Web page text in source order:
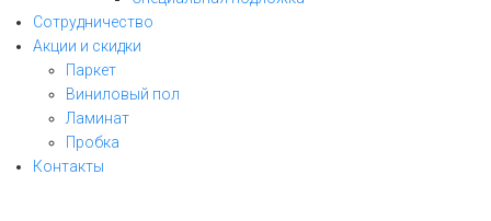
Сотрудничество
Акции и скидки
Паркет
Виниловый пол
Ламинат
Пробка
Контакты
заполните форму и мы свяжемся с Вами